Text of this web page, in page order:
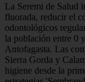
La Seremi de Salud
fluorada, reducir el
odontológicos
la población entre 0
Antofagasta. Las
Sierra Gorda y
higiene desde la